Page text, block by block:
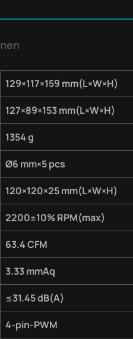
129×117×159 mm(L×W×H)
127×89×153 mm(L×W×H)
1354 g
Ø6 mm×5 pcs
120×120×25 mm(L×W×H)
2200±10% RPM(max)
63.4 CFM
3.33 mmAq
≤31.45 dB(A)
4-pin-PWM